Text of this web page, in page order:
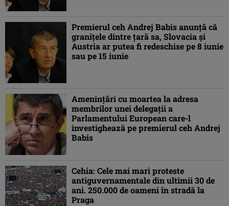
Premierul ceh Andrej Babis anunță că
granițele dintre țară sa, Slovacia și
Austria ar putea fi redeschise pe 8 iunie
sau pe 15 iunie
Amenințări cu moartea la adresa
membrilor unei delegații a
Parlamentului European care-l
investighează pe premierul ceh Andrej
Babis
Cehia: Cele mai mari proteste
antiguvernamentale din ultimii 30 de
ani. 250.000 de oameni în stradă la
Praga